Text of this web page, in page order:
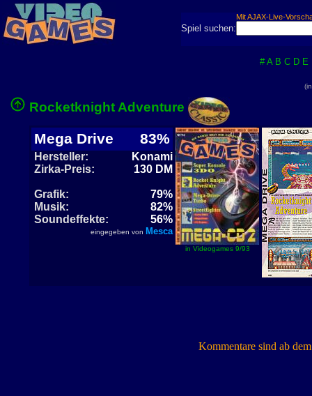
Mit AJAX-Live-
Spiel suchen:
# A B C D E
Rocketknight Adventure
Mega Drive 83%
Hersteller:
Konami
Zirka-Preis:
130 DM
Grafik:
79%
Musik:
82%
Soundeffekte:
56%
eingegeben von Mesca
in Videogames 9/93
Kommentare sind ab